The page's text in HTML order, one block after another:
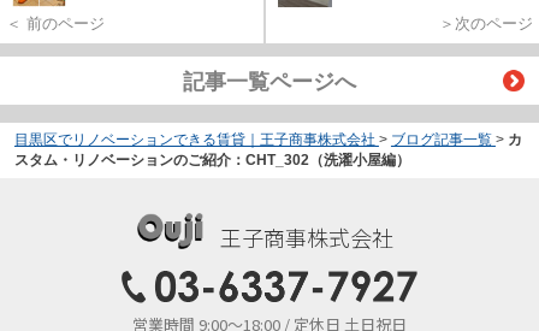
＜ 前のページ ＞次のページ
記事一覧ページへ
目黒区でリノベーションできる賃貸｜王子商事株式会社 > ブログ記事一覧 > カ
スタム・リノベーションのご紹介：CHT_302（洗濯小屋編）
王子商事株式会社
営業時間 9:00～18:00 / 定休日 土日祝日